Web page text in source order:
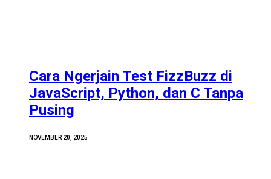
Cara Ngerjain Test FizzBuzz di
JavaScript, Python, dan C Tanpa
Pusing
NOVEMBER 20, 2025